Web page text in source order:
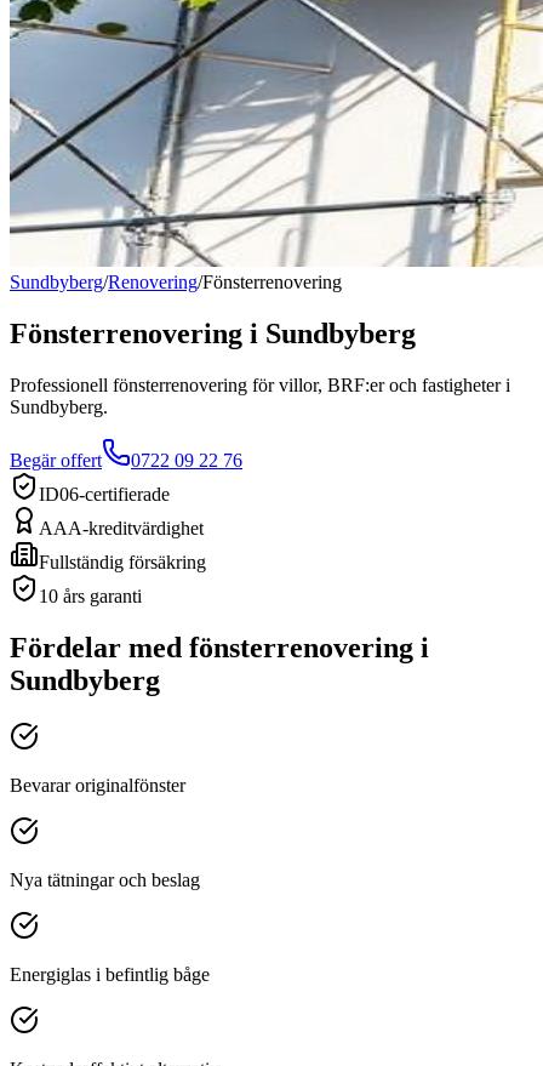
Sundbyberg/Renovering/Fönsterrenovering
Fönsterrenovering i Sundbyberg
Professionell fönsterrenovering för villor, BRF:er och fastigheter i
Sundbyberg.
Begär offert
0722 09 22 76
ID06-certifierade
AAA-kreditvärdighet
Fullständig försäkring
10 års garanti
Fördelar med fönsterrenovering i
Sundbyberg
Bevarar originalfönster
Nya tätningar och beslag
Energiglas i befintlig båge